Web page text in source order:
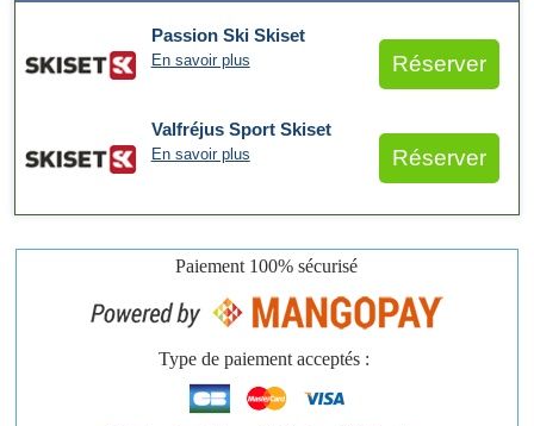
Passion Ski Skiset
En savoir plus Réserver
Valfréjus Sport Skiset
En savoir plus Réserver
Paiement 100% sécurisé
Type de paiement acceptés :